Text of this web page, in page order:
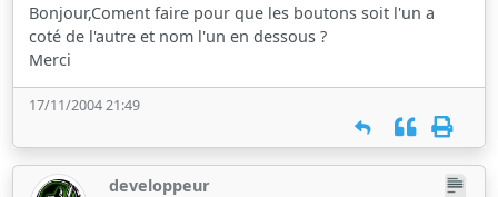
Bonjour,Coment faire pour que les boutons soit l'un a
coté de l'autre et nom l'un en dessous ?
Merci
17/11/2004 21:49
developpeur